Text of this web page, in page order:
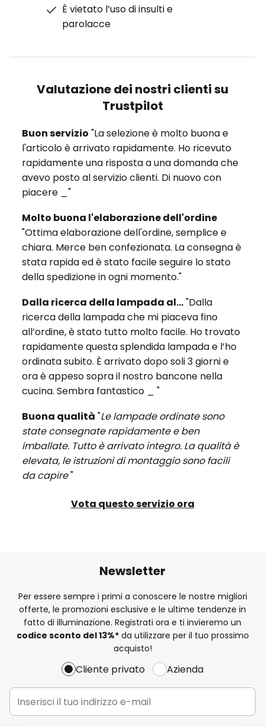
È vietato l’uso di insulti e
parolacce
Valutazione dei nostri clienti su
Trustpilot
Buon servizio "La selezione è molto buona e
l'articolo è arrivato rapidamente. Ho ricevuto
rapidamente una risposta a una domanda che
avevo posto al servizio clienti. Di nuovo con
piacere _"
Molto buona l'elaborazione dell'ordine
"Ottima elaborazione dell'ordine, semplice e
chiara. Merce ben confezionata. La consegna è
stata rapida ed è stato facile seguire lo stato
della spedizione in ogni momento."
Dalla ricerca della lampada al..."Dalla
ricerca della lampada che mi piaceva fino
all’ordine, è stato tutto molto facile. Ho trovato
rapidamente questa splendida lampada e l’ho
ordinata subito. È arrivato dopo soli 3 giorni e
ora è appeso sopra il nostro bancone nella
cucina. Sembra fantastico _ "
Buona qualità "Le lampade ordinate sono
state consegnate rapidamente e ben
imballate. Tutto è arrivato integro. La qualità è
elevata, le istruzioni di montaggio sono facili
da capire"
Vota questo servizio ora
Newsletter
Per essere sempre i primi a conoscere le nostre migliori
offerte, le promozioni esclusive e le ultime tendenze in
fatto di illuminazione. Registrati ora e ti invieremo un
codice sconto del13%*da utilizzare per il tuo prossimo
acquisto!
Cliente privato Azienda